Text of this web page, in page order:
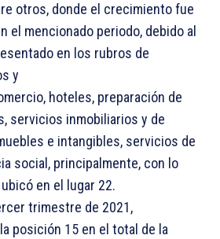
otros, donde el crecimiento fue
el mencionado periodo, debido al
en los rubros de
y
hoteles, preparación de
servicios inmobiliarios y de
e intangibles, servicios de
social, principalmente, con lo
en el lugar 22.
trimestre de 2021,
posición 15 en el total de la